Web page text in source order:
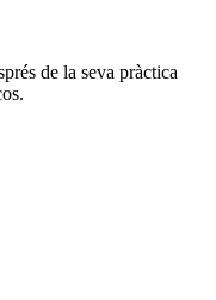
de la seva pràctica